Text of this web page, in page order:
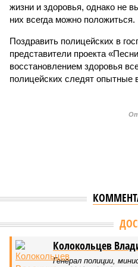
жизни и здоровья, однако не
них всегда можно положиться.
Поздравить полицейских в
представители проекта
восстановлением здоровья
полицейских следят опытные
Версия //Конфликт //Монополия
РЖД против своей